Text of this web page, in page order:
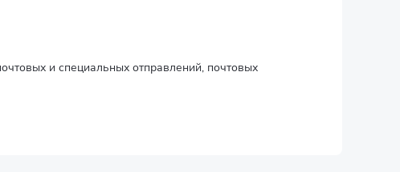
и специальных отправлений, почтовых